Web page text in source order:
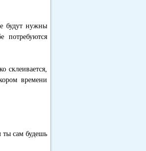
будут нужны
потребуются
склеивается,
времени
сам будешь